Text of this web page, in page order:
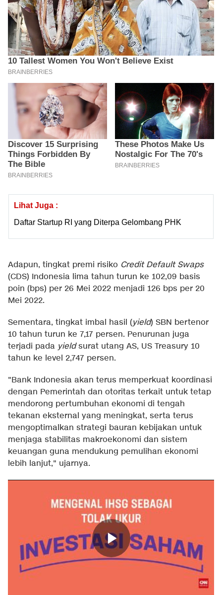
Lihat Juga :
Daftar Startup RI yang Diterpa Gelombang PHK
Adapun, tingkat premi risiko Credit Default Swaps
(CDS) Indonesia lima tahun turun ke 102,09 basis
poin (bps) per 26 Mei 2022 menjadi 126 bps per 20
Mei 2022.
Sementara, tingkat imbal hasil (yield) SBN bertenor
10 tahun turun ke 7,17 persen. Penurunan juga
terjadi pada yieldsurat utang AS, US Treasury 10
tahun ke level 2,747 persen.
"Bank Indonesia akan terus memperkuat koordinasi
dengan Pemerintah dan otoritas terkait untuk tetap
mendorong pertumbuhan ekonomi di tengah
tekanan eksternal yang meningkat, serta terus
mengoptimalkan strategi bauran kebijakan untuk
menjaga stabilitas makroekonomi dan sistem
keuangan guna mendukung pemulihan ekonomi
lebih lanjut," ujarnya.